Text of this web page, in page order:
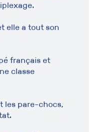
elle a tout son
français et
classe
les pare-chocs,